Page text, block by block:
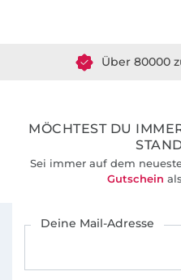
MÖCHTEST DU
Sei immer auf dem
Gutschein
Deine Mail-Adresse